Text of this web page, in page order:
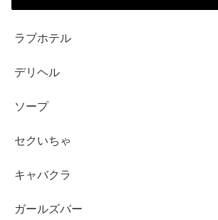
ラブホテル
デリヘル
ソープ
セクいちゃ
キャバクラ
ガールズバー